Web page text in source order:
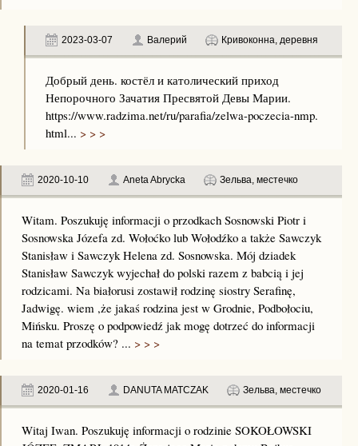
2023-03-07 Валерий Кривоконна, деревня
Добрый день. костёл и католический приход
Непорочного Зачатия Пресвятой Девы Марии.
https://www.radzima.net/ru/parafia/zelwa-poczecia-nmp.
html... > > >
2020-10-10 Aneta Abrycka Зельва, местечко
Witam. Poszukuję informacji o przodkach Sosnowski Piotr i
Sosnowska Józefa zd. Wołoćko lub Wołodźko a także Sawczyk
Stanisław i Sawczyk Helena zd. Sosnowska. Mój dziadek
Stanisław Sawczyk wyjechał do polski razem z babcią i jej
rodzicami. Na białorusi zostawił rodzinę siostry Serafinę,
Jadwigę. wiem ,że jakaś rodzina jest w Grodnie, Podbołociu,
Mińsku. Proszę o podpowiedź jak mogę dotrzeć do informacji
na temat przodków? ... > > >
2020-01-16 DANUTA MATCZAK Зельва, местечко
Witaj Iwan. Poszukuję informacji o rodzinie SOKOŁOWSKI